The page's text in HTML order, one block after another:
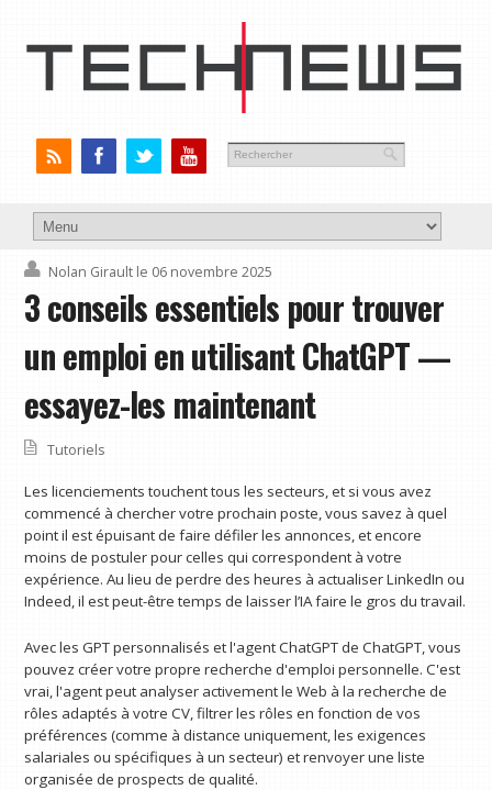
Nolan Girault le 06 novembre 2025
3 conseils essentiels pour trouver
un emploi en utilisant ChatGPT —
essayez-les maintenant
Tutoriels
Les licenciements touchent tous les secteurs, et si vous avez
commencé à chercher votre prochain poste, vous savez à quel
point il est épuisant de faire défiler les annonces, et encore
moins de postuler pour celles qui correspondent à votre
expérience. Au lieu de perdre des heures à actualiser LinkedIn ou
Indeed, il est peut-être temps de laisser l’IA faire le gros du travail.
Avec les GPT personnalisés et l'agent ChatGPT de ChatGPT, vous
pouvez créer votre propre recherche d'emploi personnelle. C'est
vrai, l'agent peut analyser activement le Web à la recherche de
rôles adaptés à votre CV, filtrer les rôles en fonction de vos
préférences (comme à distance uniquement, les exigences
salariales ou spécifiques à un secteur) et renvoyer une liste
organisée de prospects de qualité.